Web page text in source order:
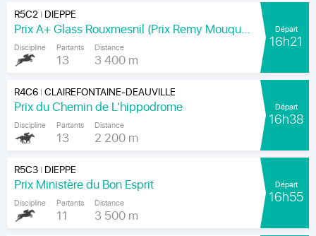
R5C2| DIEPPE
Prix A+ Glass Rouxmesnil (Prix Remy Mouquet)
Discipline Partants
13
Distance
3 400 m
Départ
16h21
R4C6|CLAIREFONTAINE-DEAUVILLE
Prix du Chemin de L'hippodrome
Discipline Partants
13
Distance
2 200 m
Départ
16h38
R5C3| DIEPPE
Prix Ministère du Bon Esprit
Discipline Partants
11
Distance
3 500 m
Départ
16h55